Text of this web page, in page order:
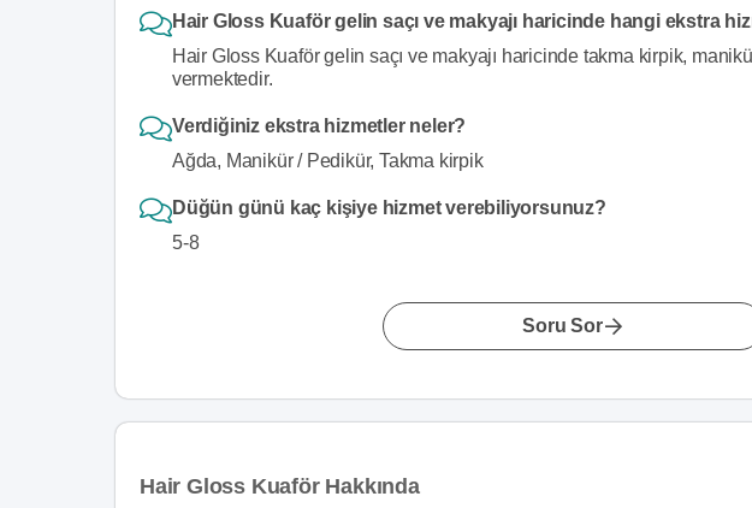
Hair Gloss Kuaför gelin saçı ve makyajı haricinde hangi ekstra
Hair Gloss Kuaför gelin saçı ve makyajı haricinde takma kirpik,
vermektedir.
Verdiğiniz ekstra hizmetler neler?
Ağda, Manikür / Pedikür, Takma kirpik
Düğün günü kaç kişiye hizmet verebiliyorsunuz?
5-8
Soru Sor
Hair Gloss Kuaför Hakkında